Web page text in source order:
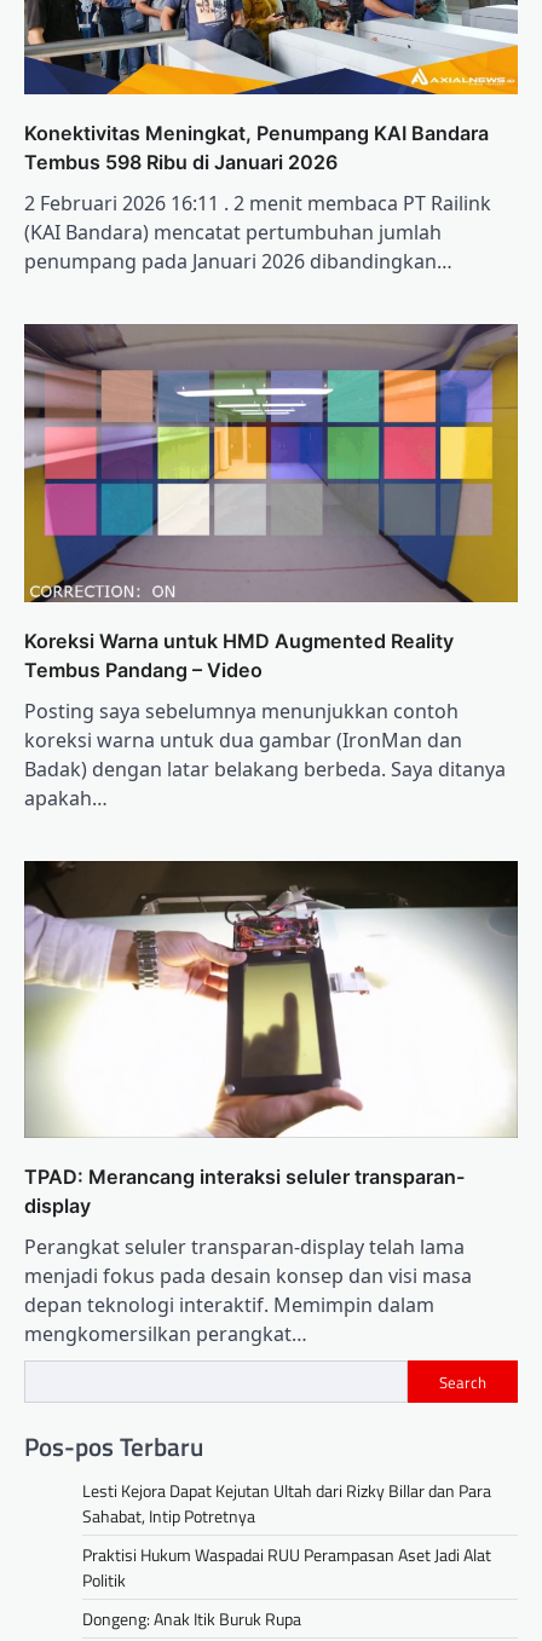
Konektivitas Meningkat, Penumpang KAI Bandara
Tembus 598 Ribu di Januari 2026
2 Februari 2026 16:11 . 2 menit membaca PT Railink
(KAI Bandara) mencatat pertumbuhan jumlah
penumpang pada Januari 2026 dibandingkan…
Koreksi Warna untuk HMD Augmented Reality
Tembus Pandang – Video
Posting saya sebelumnya menunjukkan contoh
koreksi warna untuk dua gambar (IronMan dan
Badak) dengan latar belakang berbeda. Saya ditanya
apakah…
TPAD: Merancang interaksi seluler transparan-
display
Perangkat seluler transparan-display telah lama
menjadi fokus pada desain konsep dan visi masa
depan teknologi interaktif. Memimpin dalam
mengkomersilkan perangkat…
Search
Pos-pos Terbaru
Lesti Kejora Dapat Kejutan Ultah dari Rizky Billar dan Para
Sahabat, Intip Potretnya
Praktisi Hukum Waspadai RUU Perampasan Aset Jadi Alat
Politik
Dongeng: Anak Itik Buruk Rupa